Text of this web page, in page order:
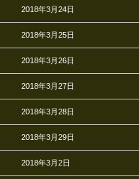
2018年3月24日
2018年3月25日
2018年3月26日
2018年3月27日
2018年3月28日
2018年3月29日
2018年3月2日